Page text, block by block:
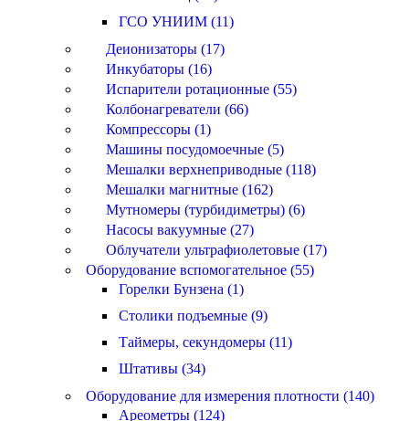
ГСО УНИИМ (11)
Деионизаторы (17)
Инкубаторы (16)
Испарители ротационные (55)
Колбонагреватели (66)
Компрессоры (1)
Машины посудомоечные (5)
Мешалки верхнеприводные (118)
Мешалки магнитные (162)
Мутномеры (турбидиметры) (6)
Насосы вакуумные (27)
Облучатели ультрафиолетовые (17)
Оборудование вспомогательное (55)
Горелки Бунзена (1)
Столики подъемные (9)
Таймеры, секундомеры (11)
Штативы (34)
Оборудование для измерения плотности (140)
Ареометры (124)